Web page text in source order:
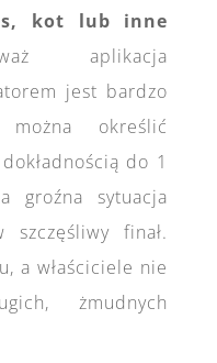
kot lub inne
aplikacja
jest bardzo
określić
do 1
groźna sytuacja
finał.
a właściciele nie
żmudnych